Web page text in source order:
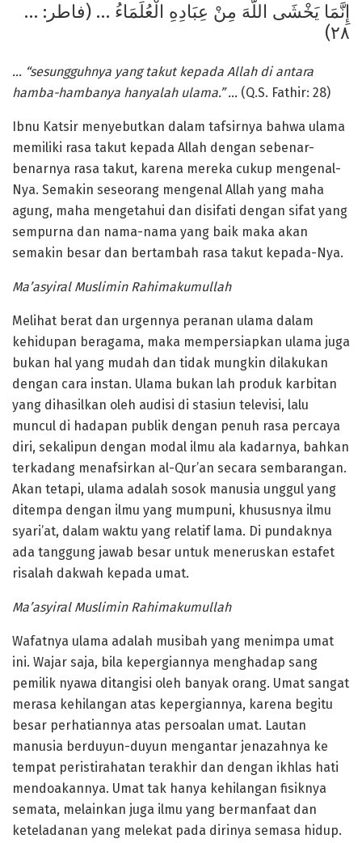
… إِنَّمَا يَخْشَى اللَّهَ مِنْ عِبَادِهِ الْعُلَمَاءُ … (فاطر:
٢٨)
… “sesungguhnya yang takut kepada Allah di antara
hamba-hambanya hanyalah ulama.” … (Q.S. Fathir: 28)
Ibnu Katsir menyebutkan dalam tafsirnya bahwa ulama
memiliki rasa takut kepada Allah dengan sebenar-
benarnya rasa takut, karena mereka cukup mengenal-
Nya. Semakin seseorang mengenal Allah yang maha
agung, maha mengetahui dan disifati dengan sifat yang
sempurna dan nama-nama yang baik maka akan
semakin besar dan bertambah rasa takut kepada-Nya.
Ma’asyiral Muslimin Rahimakumullah
Melihat berat dan urgennya peranan ulama dalam
kehidupan beragama, maka mempersiapkan ulama juga
bukan hal yang mudah dan tidak mungkin dilakukan
dengan cara instan. Ulama bukan lah produk karbitan
yang dihasilkan oleh audisi di stasiun televisi, lalu
muncul di hadapan publik dengan penuh rasa percaya
diri, sekalipun dengan modal ilmu ala kadarnya, bahkan
terkadang menafsirkan al-Qur’an secara sembarangan.
Akan tetapi, ulama adalah sosok manusia unggul yang
ditempa dengan ilmu yang mumpuni, khususnya ilmu
syari’at, dalam waktu yang relatif lama. Di pundaknya
ada tanggung jawab besar untuk meneruskan estafet
risalah dakwah kepada umat.
Ma’asyiral Muslimin Rahimakumullah
Wafatnya ulama adalah musibah yang menimpa umat
ini. Wajar saja, bila kepergiannya menghadap sang
pemilik nyawa ditangisi oleh banyak orang. Umat sangat
merasa kehilangan atas kepergiannya, karena begitu
besar perhatiannya atas persoalan umat. Lautan
manusia berduyun-duyun mengantar jenazahnya ke
tempat peristirahatan terakhir dan dengan ikhlas hati
mendoakannya. Umat tak hanya kehilangan fisiknya
semata, melainkan juga ilmu yang bermanfaat dan
keteladanan yang melekat pada dirinya semasa hidup.